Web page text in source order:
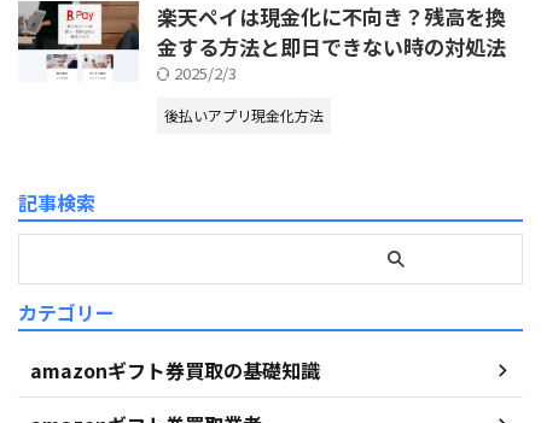
楽天ペイは現金化に不向き？残高を換
金する方法と即日できない時の対処法
2025/2/3
後払いアプリ現金化方法
記事検索
カテゴリー
amazonギフト券買取の基礎知識